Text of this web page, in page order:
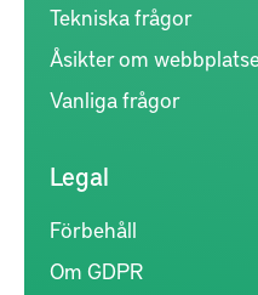
Tekniska frågor
Åsikter om
Vanliga frågor
Legal
Förbehåll
Om GDPR